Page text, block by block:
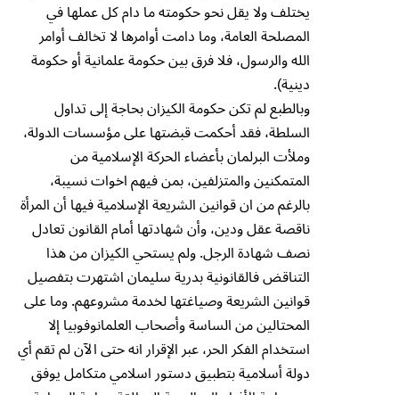
يختلف ولا يقل نحو حكومته ما دام كل عملها في
المصلحة العامة، وما دامت أوامرها لا تخالف أوامر
الله والرسول، فلا فرق بين حكومة علمانية أو حكومة
دينية).
وبالطبع لم تكن حكومة الكيزان بحاجة إلى تداول
السلطة، فقد أحكمت قبضتها على مؤسسات الدولة،
وملأت البرلمان بأعضاء الحركة الإسلامية من
المتمكنين والمتزلفين، بمن فيهم اخوات نسيبة،
بالرغم من ان قوانين الشريعة الإسلامية فيها أن المرأة
ناقصة عقل ودين، وأن شهادتها أمام القانون تعادل
نصف شهادة الرجل. ولم يستحي الكيزان من هذا
التناقض فالقانونية بدرية سليمان اشتهرت بتفصيل
قوانين الشريعة وصياغتها لخدمة مشروعهم. وما على
المحتالين من الساسة وأصحاب العلمانوفوبيا إلا
استخدام الفكر الحر، عبر الإقرار انه حتى الآن لم تقم أي
دولة أسلامية بتطبيق دستور اسلامي متكامل يوفق